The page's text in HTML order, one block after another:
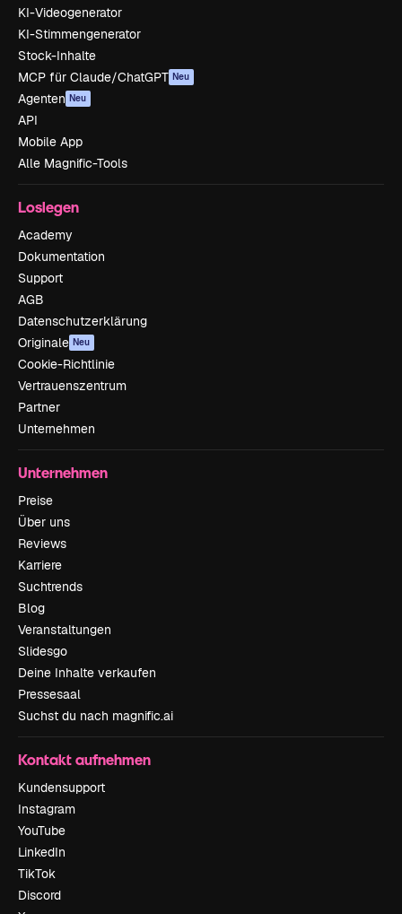
KI-Videogenerator
KI-Stimmengenerator
Stock-Inhalte
MCP für Claude/ChatGPT Neu
Agenten Neu
API
Mobile App
Alle Magnific-Tools
Loslegen
Academy
Dokumentation
Support
AGB
Datenschutzerklärung
Originale Neu
Cookie-Richtlinie
Vertrauenszentrum
Partner
Unternehmen
Unternehmen
Preise
Über uns
Reviews
Karriere
Suchtrends
Blog
Veranstaltungen
Slidesgo
Deine Inhalte verkaufen
Pressesaal
Suchst du nach magnific.ai
Kontakt aufnehmen
Kundensupport
Instagram
YouTube
LinkedIn
TikTok
Discord